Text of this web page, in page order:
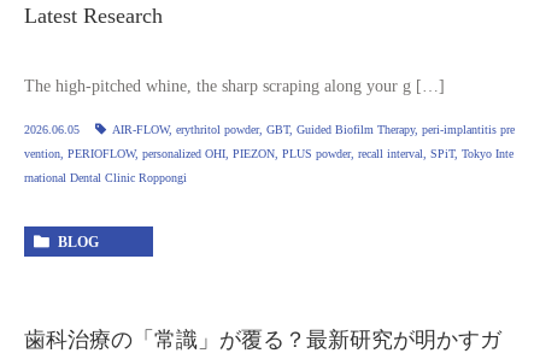
Latest Research
The high‑pitched whine, the sharp scraping along your g […]
2026.06.05 AIR‑FLOW, erythritol powder, GBT, Guided Biofilm Therapy, peri‑implantitis pre
vention PERIOFLOW, personalized OHI PIEZON PLUS powder, recall interval SPiT, Tokyo Inte
rnational Dental Clinic Roppongi
BLOG
歯科治療の「常識」が覆る？最新研究が明かすガ